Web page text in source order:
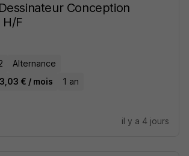
Conception
H/F
Alternance
€ / mois
1 an
il y a 4 jours